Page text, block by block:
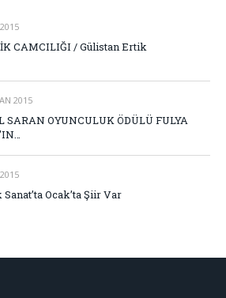
CAMCILIĞI / Gülistan Ertik
2015
SARAN OYUNCULUK ÖDÜLÜ FULYA
Ocak’ta Şiir Var